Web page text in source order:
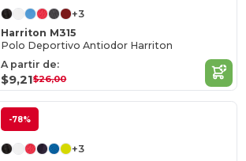
+3
Harriton M315
Polo Deportivo Antiodor Harriton
A partir de:
$9,21$26,00
-78%
+3